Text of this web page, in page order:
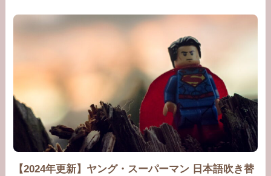
【2024年更新】ヤング・スーパーマン 日本語吹き替